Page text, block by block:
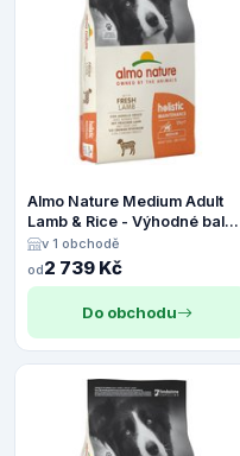
Almo Nature Medium Adult
Lamb & Rice - Výhodné balení
2 x 12 kg
v 1 obchodě
od2 739 Kč
Do obchodu